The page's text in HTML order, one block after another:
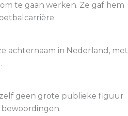
te gaan werken. Ze gaf hem
achternaam in Nederland, met
zelf geen grote publieke figuur
bewoordingen.